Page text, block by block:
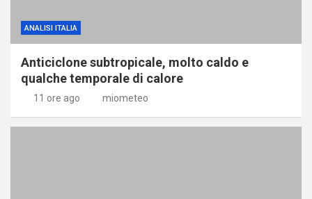
ANALISI ITALIA
Anticiclone subtropicale, molto caldo e
qualche temporale di calore
11 ore ago miometeo